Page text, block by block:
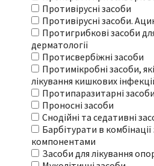
Противірусні засоби
Противірусні засоби.
Протигрибкові засоби
дерматології
Протисвербіжні засоби
Протимікробні засоби,
лікування кишкових
Протипаразитарні засоби
Проносні засоби
Снодійні та седативні
Барбітурати в
компонентами
Засоби для лікування